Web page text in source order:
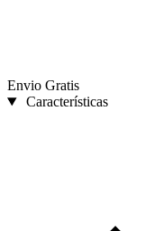
Envio Gratis
Características